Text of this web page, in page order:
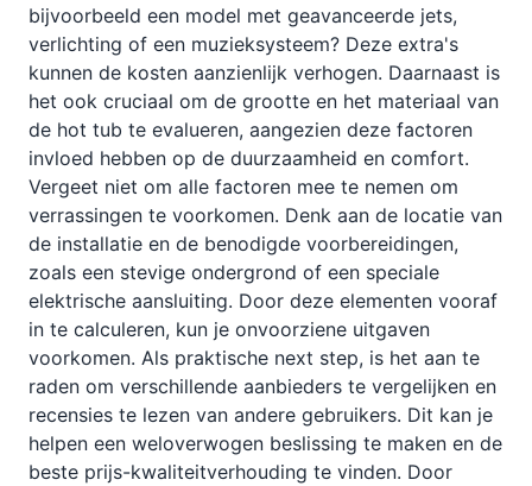
bijvoorbeeld een model met geavanceerde jets,
verlichting of een muzieksysteem? Deze extra's
kunnen de kosten aanzienlijk verhogen. Daarnaast is
het ook cruciaal om de grootte en het materiaal van
de hot tub te evalueren, aangezien deze factoren
invloed hebben op de duurzaamheid en comfort.
Vergeet niet om alle factoren mee te nemen om
verrassingen te voorkomen. Denk aan de locatie van
de installatie en de benodigde voorbereidingen,
zoals een stevige ondergrond of een speciale
elektrische aansluiting. Door deze elementen vooraf
in te calculeren, kun je onvoorziene uitgaven
voorkomen. Als praktische next step, is het aan te
raden om verschillende aanbieders te vergelijken en
recensies te lezen van andere gebruikers. Dit kan je
helpen een weloverwogen beslissing te maken en de
beste prijs-kwaliteitverhouding te vinden. Door